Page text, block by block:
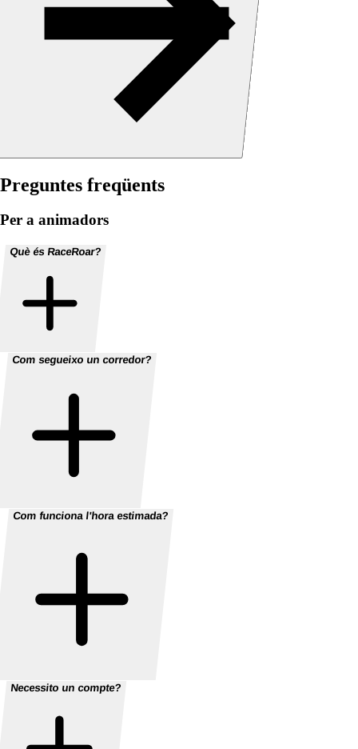
Preguntes freqüents
Per a animadors
Què és RaceRoar?
Com segueixo un corredor?
Com funciona l'hora estimada?
Necessito un compte?